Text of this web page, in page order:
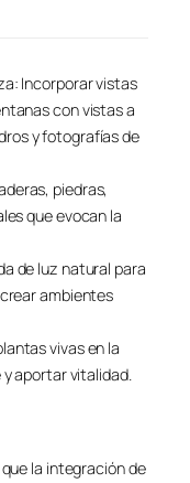
Incorporar vistas
con vistas a
y fotografías de
piedras,
que evocan la
de luz natural para
ambientes
vivas en la
aportar vitalidad.
la integración de